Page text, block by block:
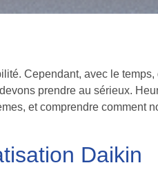
Cependant, avec le
prendre au sérieux.
et comprendre comment
Daikin